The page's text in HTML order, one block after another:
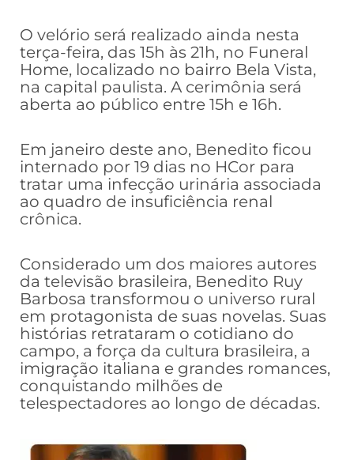
O velório será realizado ainda nesta
terça-feira, das 15h às 21h, no Funeral
Home, localizado no bairro Bela Vista,
na capital paulista. A cerimônia será
aberta ao público entre 15h e 16h.
Em janeiro deste ano, Benedito ficou
internado por 19 dias no HCor para
tratar uma infecção urinária associada
ao quadro de insuficiência renal
crônica.
Considerado um dos maiores autores
da televisão brasileira, Benedito Ruy
Barbosa transformou o universo rural
em protagonista de suas novelas. Suas
histórias retrataram o cotidiano do
campo, a força da cultura brasileira, a
imigração italiana e grandes romances,
conquistando milhões de
telespectadores ao longo de décadas.